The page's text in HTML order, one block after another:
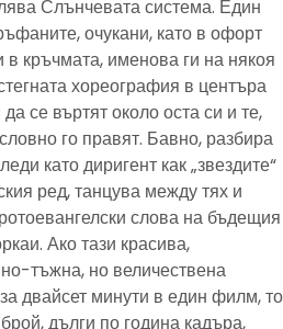
Слънчевата система. Един
очукани, като в офорт
в кръчмата, именова ги на някоя
хореография в центъра
се въртят около оста си и те,
го правят. Бавно, разбира
като диригент как „звездите“
ред, танцува между тях и
слова на бъдещия
Ако тази красива,
тъжна, но величествена
двайсет минути в един филм, то
дълги по година кадъра,